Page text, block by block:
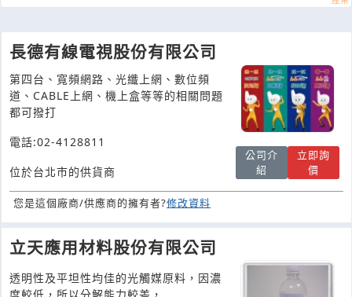
長德有線電視股份有限公司
第四台、寬頻網路、光纖上網、數位頻
道、CABLE上網、機上盒等等的相關問題
都可撥打
電話:02-4128811
位於台北市的供貨商
公司介
紹
立即詢
價
您是這個廠商/供應商的擁有者?修改資料
立天應用材料股份有限公司
透明性及平坦性均佳的光觸媒原料，因濃